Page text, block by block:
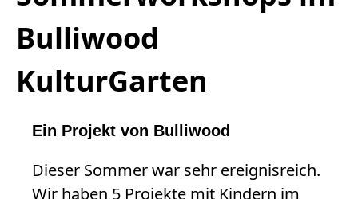
Bulliwood
KulturGarten
Ein Projekt von Bulliwood
Dieser Sommer war sehr ereignisreich.
Wir haben 5 Projekte mit Kindern im